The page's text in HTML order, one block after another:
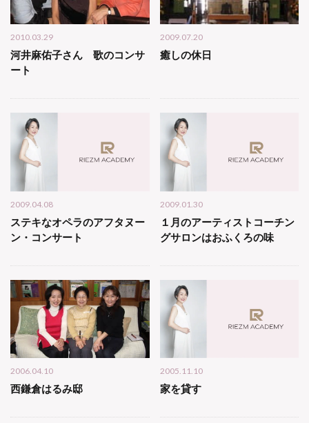
2010.03.29
河井麻佑子さん 歌のコンサ
ート
2009.07.20
癒しの休日
2009.04.08
ステキなオペラのアフタヌー
ン・コンサート
2009.01.30
１月のアーティストコーチン
グサロンはおふくろの味
2006.04.10
西鎌倉はるみ邸
2005.11.10
家を貸す